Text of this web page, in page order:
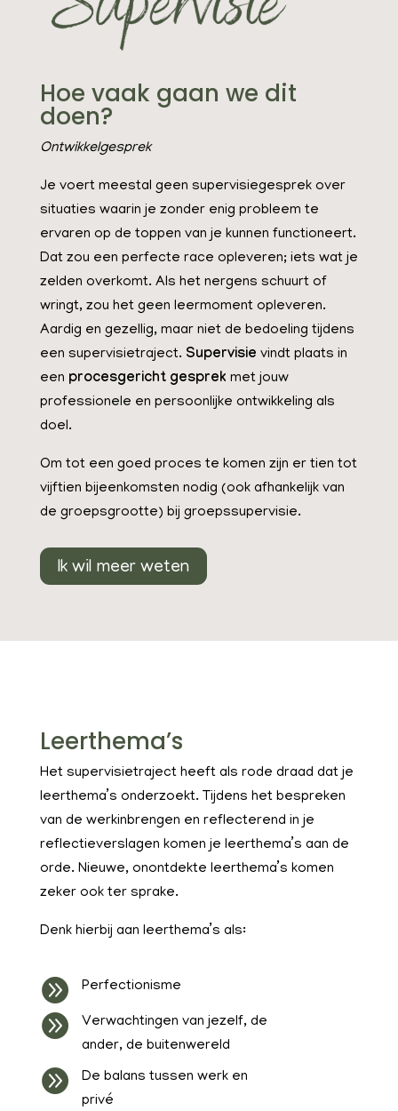
Hoe vaak gaan we dit
doen?
Ontwikkelgesprek
Je voert meestal geen supervisiegesprek over
situaties waarin je zonder enig probleem te
ervaren op de toppen van je kunnen functioneert.
Dat zou een perfecte race opleveren; iets wat je
zelden overkomt. Als het nergens schuurt of
wringt, zou het geen leermoment opleveren.
Aardig en gezellig, maar niet de bedoeling tijdens
een supervisietraject. Supervisie vindt plaats in
een procesgericht gesprek met jouw
professionele en persoonlijke ontwikkeling als
doel.
Om tot een goed proces te komen zijn er tien tot
vijftien bijeenkomsten nodig (ook afhankelijk van
de groepsgrootte) bij groepssupervisie.
Ik wil meer weten
Leerthema’s
Het supervisietraject heeft als rode draad dat je
leerthema’s onderzoekt. Tijdens het bespreken
van de werkinbrengen en reflecterend in je
reflectieverslagen komen je leerthema’s aan de
orde. Nieuwe, onontdekte leerthema’s komen
zeker ook ter sprake.
Denk hierbij aan leerthema’s als:
 Perfectionisme

Verwachtingen van jezelf, de
ander, de buitenwereld

De balans tussen werk en
privé